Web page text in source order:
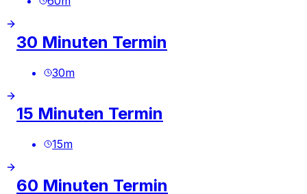
30 Minuten Termin
30m
15 Minuten Termin
15m
60 Minuten Termin